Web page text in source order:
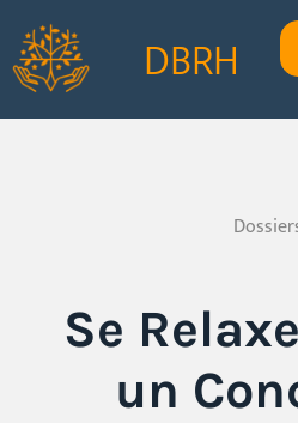
DBRH
Se
un